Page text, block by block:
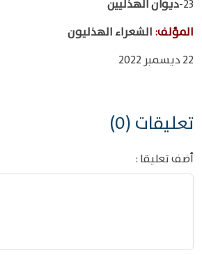
23- ديوان الهذليين
المؤلف: الشعراء الهذليون
22 ديسمبر 2022
تعليقات (0)
أضف تعليقا :